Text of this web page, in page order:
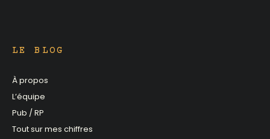
LE BLOG
À propos
L’équipe
Pub / RP
Tout sur mes chiffres